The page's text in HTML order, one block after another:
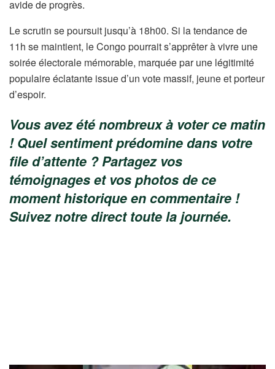
avide de progrès.
Le scrutin se poursuit jusqu’à 18h00. Si la tendance de
11h se maintient, le Congo pourrait s’apprêter à vivre une
soirée électorale mémorable, marquée par une légitimité
populaire éclatante issue d’un vote massif, jeune et porteur
d’espoir.
Vous avez été nombreux à voter ce matin
! Quel sentiment prédomine dans votre
file d’attente ? Partagez vos
témoignages et vos photos de ce
moment historique en commentaire !
Suivez notre direct toute la journée.